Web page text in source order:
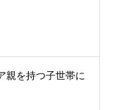
親を持つ子世帯に